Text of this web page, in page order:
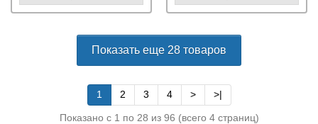
Показать еще 28 товаров
1 2 3 4 > >|
Показано с 1 по 28 из 96 (всего 4 страниц)